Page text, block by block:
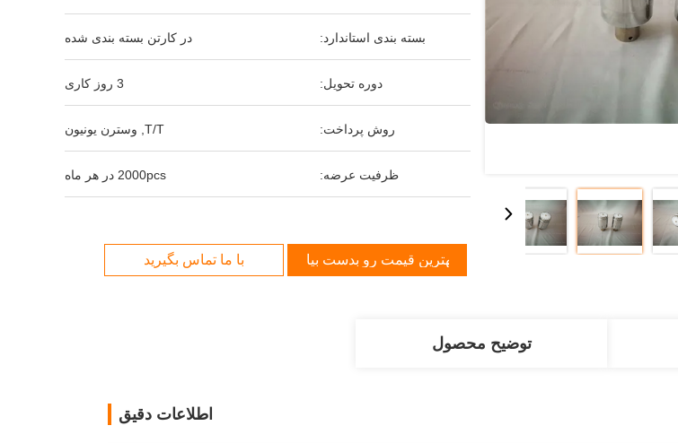
بسته بندی استاندارد: در کارتن بسته بندی شده
دوره تحویل: 3 روز کاری
روش پرداخت: T/T, وسترن یونیون
ظرفیت عرضه: 2000pcs در هر ماه
بهترین قیمت رو بدست بیار با ما تماس بگیرید
توضیح محصول
اطلاعات دقیق